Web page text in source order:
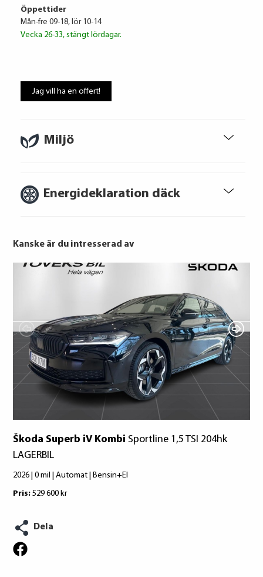
Miljö
Energideklaration däck
Om du inte kan betala tillbaka skulden i
lån. För stöd, vänd dig till budget- och
Öppettider
Mån-fre 09-18, lör 10-14
Vecka 26-33, stängt lördagar.
Jag vill ha en offert!
Kanske är du intresserad av
Škoda Superb iV Kombi Sportline 1,5 TSI 204hk
LAGERBIL
2026 | 0 mil | Automat | Bensin+El
Pris: 529 600 kr
Dela